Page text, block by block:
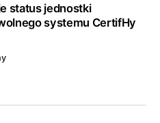
status jednostki
systemu CertifHy